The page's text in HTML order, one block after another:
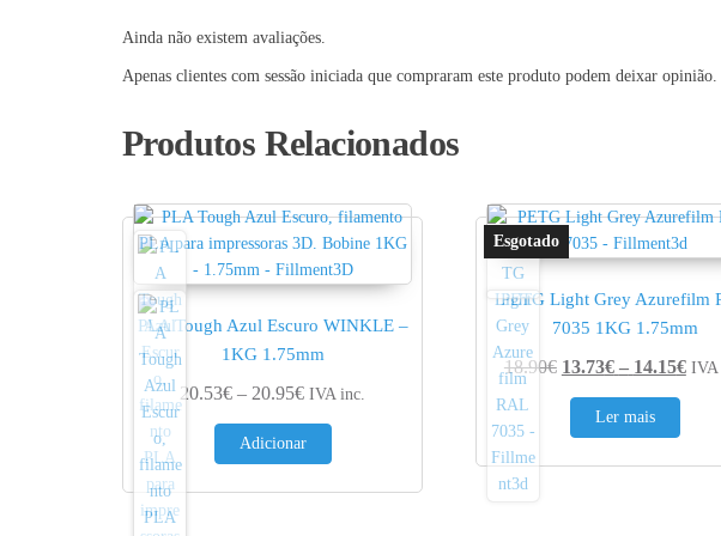
Ainda não existem avaliações.
Apenas clientes com sessão iniciada que compraram este produto podem deixar opinião.
Produtos Relacionados
PLA Tough Azul Escuro WINKLE –
1KG 1.75mm
20.53€ – 20.95€Price range: 20.53€ through 20.95€
IVA inc.
Adicionar
PETG Light Grey Azurefilm
7035 1KG 1.75mm
18.90€ 13.73€ – 14.15€ IVA
Ler mais